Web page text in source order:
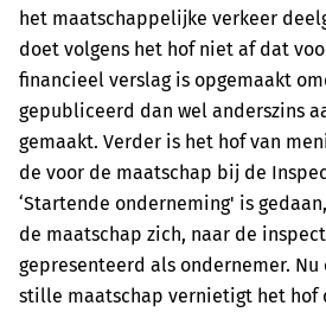
het maatschappelijke verkeer
doet volgens het hof niet af dat
financieel verslag is opgemaakt
gepubliceerd dan wel anderszins
gemaakt. Verder is het hof van
de voor de maatschap bij de
‘Startende onderneming' is
de maatschap zich, naar de
gepresenteerd als ondernemer. Nu
stille maatschap vernietigt het hof